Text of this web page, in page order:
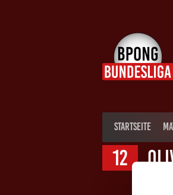
STARTSEITE
12